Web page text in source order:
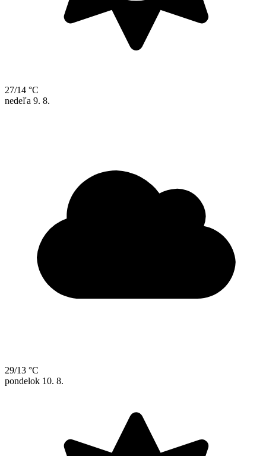
27/14 °C
nedeľa 9. 8.
29/13 °C
pondelok 10. 8.